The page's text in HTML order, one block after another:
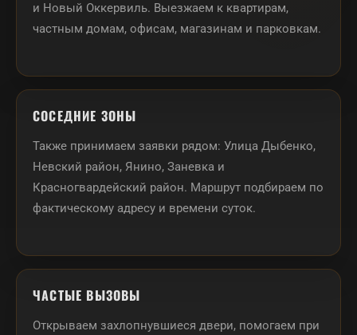
и Новый Оккервиль. Выезжаем к квартирам,
частным домам, офисам, магазинам и парковкам.
СОСЕДНИЕ ЗОНЫ
Также принимаем заявки рядом: Улица Дыбенко,
Невский район, Янино, Заневка и
Красногвардейский район. Маршрут подбираем по
фактическому адресу и времени суток.
ЧАСТЫЕ ВЫЗОВЫ
Открываем захлопнувшиеся двери, помогаем при